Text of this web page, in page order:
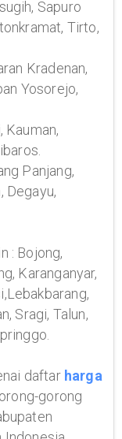
Sapuro
Tirto,
Kradenan,
Yosorejo,
Kauman,
Panjang,
Degayu,
: Bojong,
Karanganyar,
Sragi, Talun,
daftar harga
gorong